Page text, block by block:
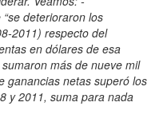
deterioraron los
2011) respecto del
en dólares de esa
más de nueve mil
ganancias netas superó los
y 2011, suma para nada